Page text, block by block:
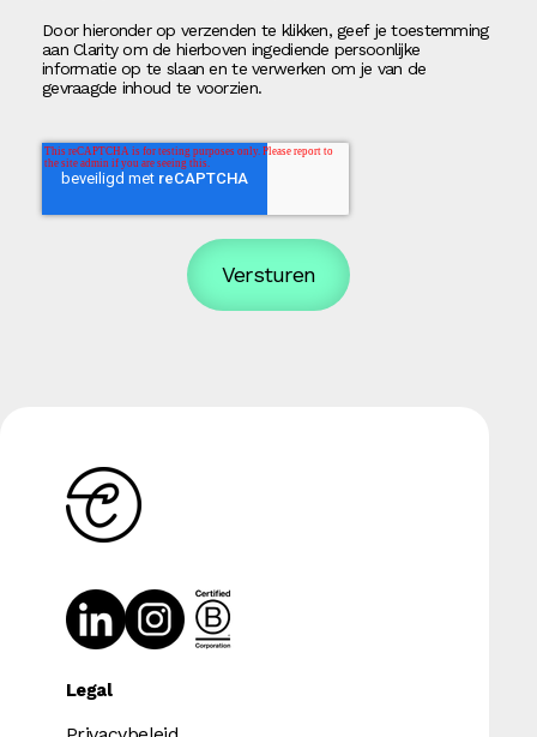
Door hieronder op verzenden te klikken, geef je toestemming
aan Clarity om de hierboven ingediende persoonlijke
informatie op te slaan en te verwerken om je van de
gevraagde inhoud te voorzien.
Legal